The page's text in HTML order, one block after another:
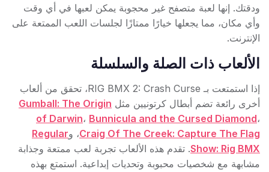
ودقتك. إنها لعبة متصفح غير محجوبة يمكن لعبها في أي وقت
وأي مكان، مما يجعلها خيارًا ممتازًا لجلسات اللعب الممتعة على
الإنترنت.
الألعاب ذات الصلة والسلسلة
إذا استمتعت بـ RIG BMX 2: Crash Curse، تحقق من ألعاب
أخرى رائعة تضم أبطال كرتونيين مثل Gumball: The Origin
of Darwin، Bunnicula and the Cursed Diamond،
Craig Of The Creek: Capture The Flag، وRegular
Show: Rig BMX. تقدم هذه الألعاب تجربة لعب ممتعة وجذابة
مشابهة مع شخصيات محبوبة وتحديات إبداعية. استمتع بهذه